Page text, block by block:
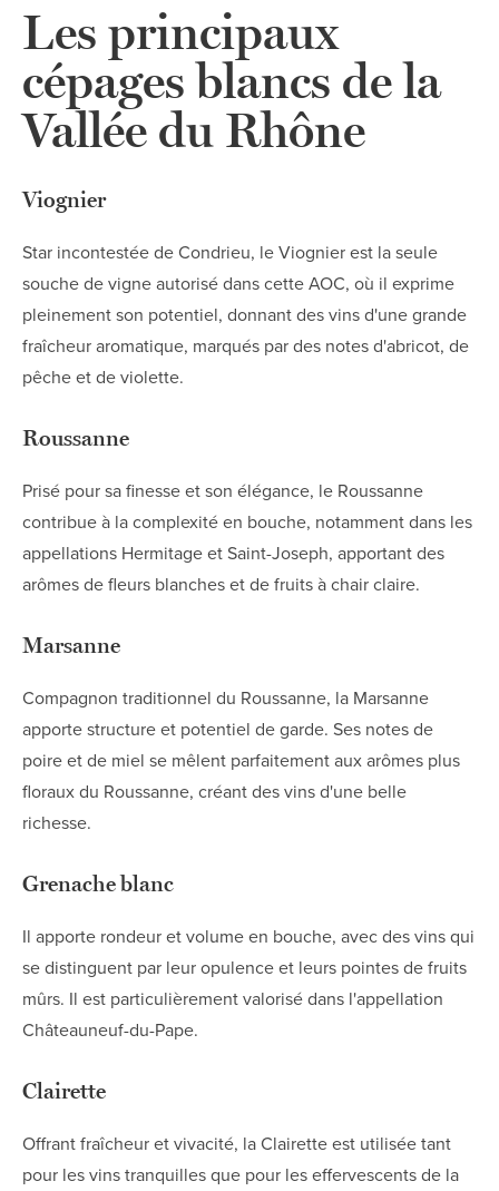
Les principaux
cépages blancs de la
Vallée du Rhône
Viognier
Star incontestée de Condrieu, le Viognier est la seule
souche de vigne autorisé dans cette AOC, où il exprime
pleinement son potentiel, donnant des vins d'une grande
fraîcheur aromatique, marqués par des notes d'abricot, de
pêche et de violette.
Roussanne
Prisé pour sa finesse et son élégance, le Roussanne
contribue à la complexité en bouche, notamment dans les
appellations Hermitage et Saint-Joseph, apportant des
arômes de fleurs blanches et de fruits à chair claire.
Marsanne
Compagnon traditionnel du Roussanne, la Marsanne
apporte structure et potentiel de garde. Ses notes de
poire et de miel se mêlent parfaitement aux arômes plus
floraux du Roussanne, créant des vins d'une belle
richesse.
Grenache blanc
Il apporte rondeur et volume en bouche, avec des vins qui
se distinguent par leur opulence et leurs pointes de fruits
mûrs. Il est particulièrement valorisé dans l'appellation
Châteauneuf-du-Pape.
Clairette
Offrant fraîcheur et vivacité, la Clairette est utilisée tant
pour les vins tranquilles que pour les effervescents de la